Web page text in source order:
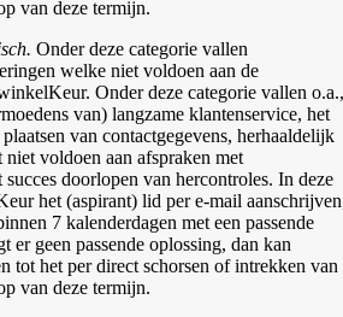
van deze termijn.
Onder deze categorie vallen
welke niet voldoen aan de
Onder deze categorie vallen o.a.,
van) langzame klantenservice, het
van contactgegevens, herhaaldelijk
voldoen aan afspraken met
doorlopen van hercontroles. In deze
het (aspirant) lid per e-mail
7 kalenderdagen met een passende
er geen passende oplossing, dan kan
tot het per direct schorsen of intrekken van
van deze termijn.